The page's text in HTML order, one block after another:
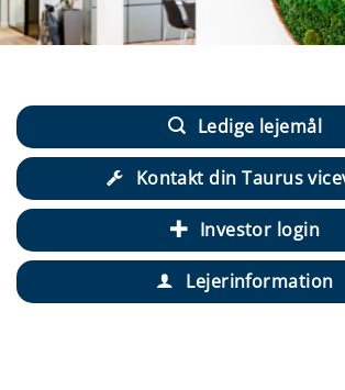
Ledige lejemål
Kontakt din Taurus
Investor login
Lejerinformation